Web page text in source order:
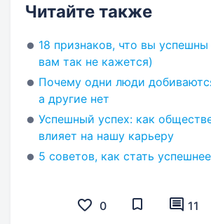
Читайте также
18 признаков, что вы
вам так не кажется)
Почему одни люди
а другие нет
Успешный успех: как
влияет на нашу карьеру
5 советов, как стать успешнее
0 11